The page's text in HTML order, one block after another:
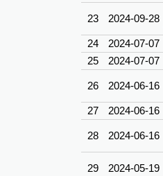
23 2024-09-28
24 2024-07-07
25
2024-07-07
26 2024-06-16
27 2024-06-16
28 2024-06-16
29 2024-05-19